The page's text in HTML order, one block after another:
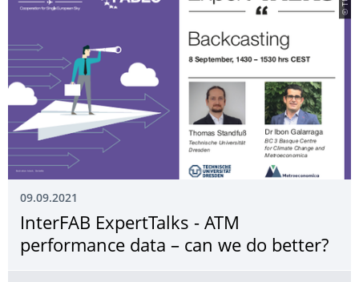
09.09.2021
InterFAB ExpertTalks - ATM
performance data – can we do better?